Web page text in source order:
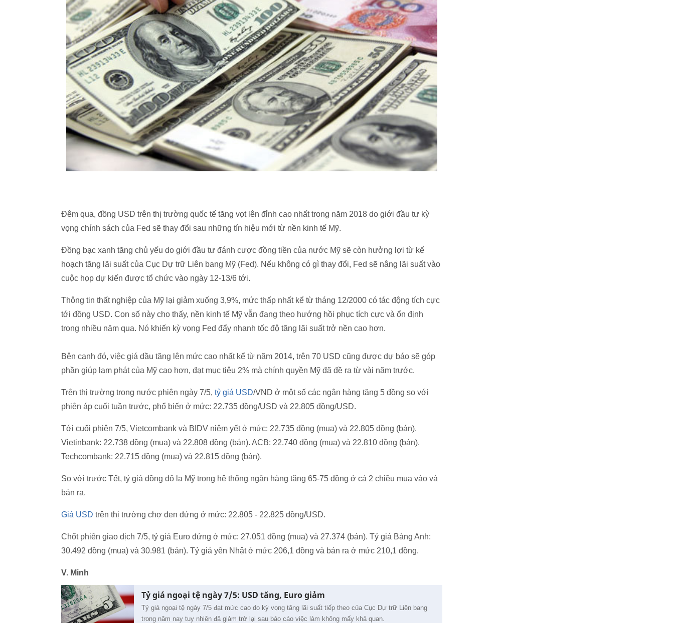
Đêm qua, đồng USD trên thị trường quốc tế tăng vọt lên đỉnh cao nhất trong năm 2018 do giới đầu tư kỳ
vọng chính sách của Fed sẽ thay đổi sau những tín hiệu mới từ nền kinh tế Mỹ.
Đồng bạc xanh tăng chủ yếu do giới đầu tư đánh cược đồng tiền của nước Mỹ sẽ còn hưởng lợi từ kế
hoạch tăng lãi suất của Cục Dự trữ Liên bang Mỹ (Fed). Nếu không có gì thay đổi, Fed sẽ nâng lãi suất vào
cuộc họp dự kiến được tổ chức vào ngày 12-13/6 tới.
Thông tin thất nghiệp của Mỹ lại giảm xuống 3,9%, mức thấp nhất kể từ tháng 12/2000 có tác động tích cực
tới đồng USD. Con số này cho thấy, nền kinh tế Mỹ vẫn đang theo hướng hồi phục tích cực và ổn định
trong nhiều năm qua. Nó khiến kỳ vọng Fed đẩy nhanh tốc độ tăng lãi suất trở nền cao hơn.
Bên cạnh đó, việc giá dầu tăng lên mức cao nhất kể từ năm 2014, trên 70 USD cũng được dự báo sẽ góp
phần giúp lạm phát của Mỹ cao hơn, đạt mục tiêu 2% mà chính quyền Mỹ đã đề ra từ vài năm trước.
Trên thị trường trong nước phiên ngày 7/5, tỷ giá USD/VND ở một số các ngân hàng tăng 5 đồng so với
phiên áp cuối tuần trước, phổ biến ở mức: 22.735 đồng/USD và 22.805 đồng/USD.
Tới cuối phiên 7/5, Vietcombank và BIDV niêm yết ở mức: 22.735 đồng (mua) và 22.805 đồng (bán).
Vietinbank: 22.738 đồng (mua) và 22.808 đồng (bán). ACB: 22.740 đồng (mua) và 22.810 đồng (bán).
Techcombank: 22.715 đồng (mua) và 22.815 đồng (bán).
So với trước Tết, tỷ giá đồng đô la Mỹ trong hệ thống ngân hàng tăng 65-75 đồng ở cả 2 chiều mua vào và
bán ra.
Giá USD trên thị trường chợ đen đứng ở mức: 22.805 - 22.825 đồng/USD.
Chốt phiên giao dịch 7/5, tỷ giá Euro đứng ở mức: 27.051 đồng (mua) và 27.374 (bán). Tỷ giá Bảng Anh:
30.492 đồng (mua) và 30.981 (bán). Tỷ giá yên Nhật ở mức 206,1 đồng và bán ra ở mức 210,1 đồng.
V. Minh
Tỷ giá ngoại tệ ngày 7/5: USD tăng, Euro giảm
Tỷ giá ngoại tệ ngày 7/5 đạt mức cao do kỳ vọng tăng lãi suất tiếp theo của Cục Dự trữ Liên bang
trong năm nay tuy nhiên đã giảm trở lại sau báo cáo việc làm không mấy khả quan.